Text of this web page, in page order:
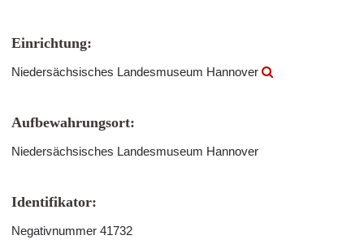
Einrichtung:
Niedersächsisches Landesmuseum Hannover
Aufbewahrungsort:
Niedersächsisches Landesmuseum Hannover
Identifikator:
Negativnummer 41732